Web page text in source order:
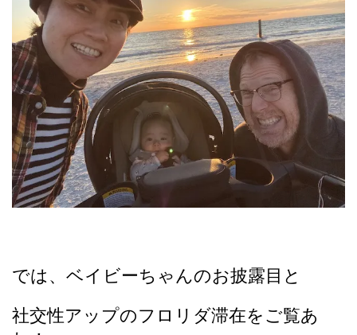
では、ベイビーちゃんのお披露目と
社交性アップのフロリダ滞在をご覧あ